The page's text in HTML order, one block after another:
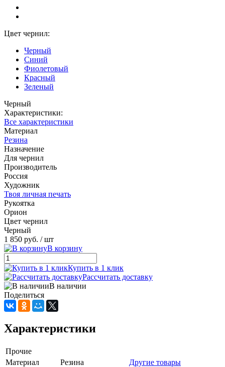
Цвет чернил:
Черный
Синий
Фиолетовый
Красный
Зеленый
Черный
Характеристики:
Все характеристики
Материал
Резина
Назначение
Для чернил
Производитель
Россия
Художник
Твоя личная печать
Рукоятка
Орион
Цвет чернил
Черный
1 850 руб. / шт
В корзину
Купить в 1 клик
Рассчитать доставку
В наличии
Поделиться
Характеристики
Прочие
Материал
Резина
Другие товары